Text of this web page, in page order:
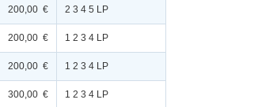
200,00 € 2 3 4 5 LP
200,00 € 1 2 3 4 LP
200,00 € 1 2 3 4 LP
300,00 € 1 2 3 4 LP